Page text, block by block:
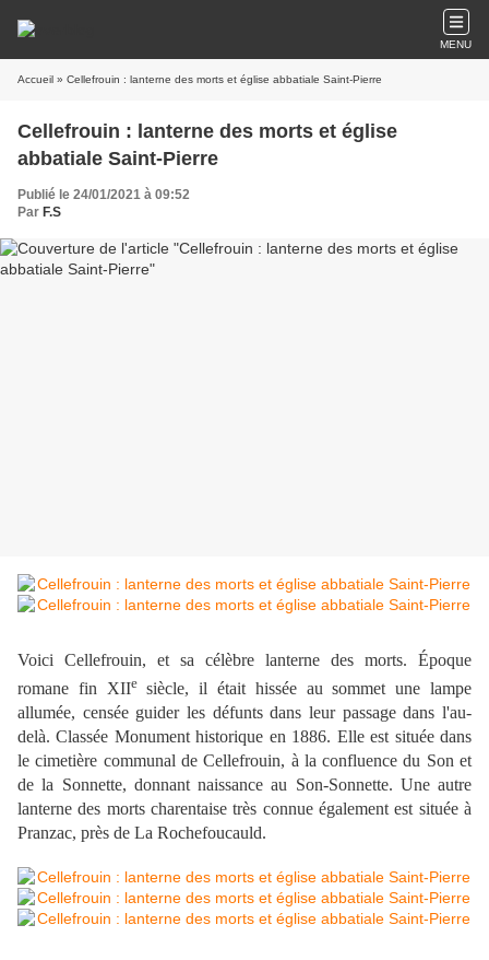
MENU
Accueil » Cellefrouin : lanterne des morts et église abbatiale Saint-Pierre
Cellefrouin : lanterne des morts et église
abbatiale Saint-Pierre
Publié le 24/01/2021 à 09:52
Par F.S
Voici Cellefrouin, et sa célèbre lanterne des morts. Époque
romane fin XIIesiècle, il était hissée au sommet une lampe
allumée, censée guider les défunts dans leur passage dans l'au-
delà. Classée Monument historique en 1886. Elle est située dans
le cimetière communal de Cellefrouin, à la confluence du Son et
de la Sonnette, donnant naissance au Son-Sonnette. Une autre
lanterne des morts charentaise très connue également est située à
Pranzac, près de La Rochefoucauld.